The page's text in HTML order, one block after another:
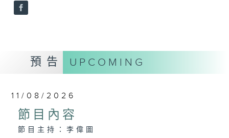
預告 UPCOMING
11/08/2026
節目內容
節目主持：李偉圖